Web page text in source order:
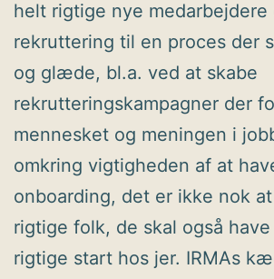
helt rigtige nye medarbejdere
rekruttering til en proces der
og glæde, bl.a. ved at skabe
rekrutteringskampagner der
mennesket og meningen i
omkring vigtigheden af at
onboarding, det er ikke nok
rigtige folk, de skal også
rigtige start hos jer. IRMAs